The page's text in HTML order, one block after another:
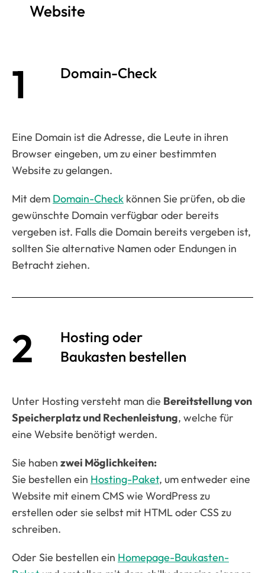
Website
1 Domain-Check
Eine Domain ist die Adresse, die Leute in ihren
Browser eingeben, um zu einer bestimmten
Website zu gelangen.
Mit dem Domain-Check können Sie prüfen, ob die
gewünschte Domain verfügbar oder bereits
vergeben ist. Falls die Domain bereits vergeben ist,
sollten Sie alternative Namen oder Endungen in
Betracht ziehen.
2
Hosting oder
Baukasten bestellen
Unter Hosting versteht man die Bereitstellung von
Speicherplatz und Rechenleistung, welche für
eine Website benötigt werden.
Sie haben zwei Möglichkeiten:
Sie bestellen ein Hosting-Paket, um entweder eine
Website mit einem CMS wie WordPress zu
erstellen oder sie selbst mit HTML oder CSS zu
schreiben.
Oder Sie bestellen ein Homepage-Baukasten-